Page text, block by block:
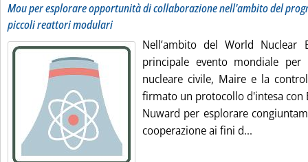
Mou per esplorare opportunità di collaborazione nell'ambito del
piccoli reattori modulari
Nell’ambito del World
principale evento mondiale per
nucleare civile, Maire e la
firmato un protocollo d'intesa con
Nuward per esplorare
cooperazione ai fini d...